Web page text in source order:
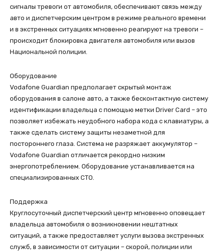
сигналы тревоги от автомобиля, обеспечивают связь между
авто и диспетчерским центром в режиме реального времени
и в экстренных ситуациях мгновенно реагируют на тревоги –
происходит блокировка двигателя автомобиля или вызов
Национальной полиции.
Оборудование
Vodafone Guardian предполагает скрытый монтаж
оборудования в салоне авто, а также бесконтактную систему
идентификации владельца с помощью метки Driver Card – это
позволяет избежать неудобного набора кода с клавиатуры, а
также сделать систему защиты незаметной для
постороннего глаза. Система не разряжает аккумулятор –
Vodafone Guardian отличается рекордно низким
энергопотреблением. Оборудование устанавливается на
специализированных СТО.
Поддержка
Круглосуточный диспетчерский центр мгновенно оповещает
владельца автомобиля о возникновении нештатных
ситуаций, а также предоставляет услуги вызова экстренных
служб, в зависимости от ситуации – скорой, полиции или